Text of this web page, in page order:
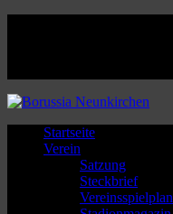
Startseite
Verein
Satzung
Steckbrief
Vereinsspielplan